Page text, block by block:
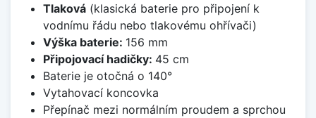
Tlaková(klasická baterie pro připojení k
vodnímu řádu nebo tlakovému ohřívači)
Výška baterie: 156 mm
Připojovací hadičky: 45 cm
Baterie je otočná o 140°
Vytahovací koncovka
Přepínač mezi normálním proudem a sprchou